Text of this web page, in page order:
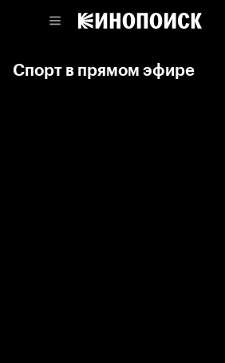
Спорт в прямом эфире